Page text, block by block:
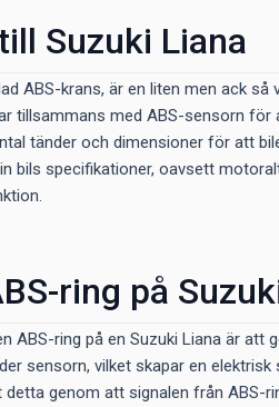
Suzuki Liana
ABS-krans, är en liten men ack
tillsammans med ABS-sensorn
tänder och dimensioner för att
bils specifikationer, oavsett
ring på
ABS-ring på en Suzuki Liana är att
sensorn, vilket skapar en
genom att signalen från ABS-